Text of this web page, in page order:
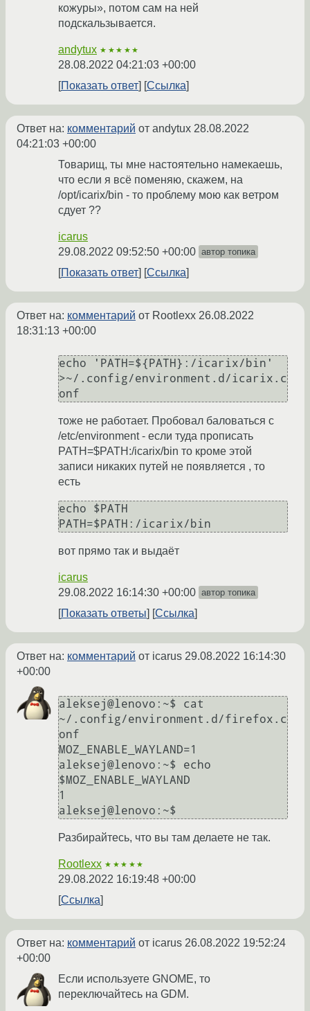
кожуры», потом сам на ней
подскальзывается.
andytux ★★★★★
28.08.2022 04:21:03 +00:00
Показать ответ
Ссылка
Ответ на: комментарий от andytux 28.08.2022
04:21:03 +00:00
Товарищ, ты мне настоятельно намекаешь,
что если я всё поменяю, скажем, на
/opt/icarix/bin - то проблему мою как ветром
сдует ??
icarus
29.08.2022 09:52:50 +00:00 автор топика
Показать ответ Ссылка
Ответ на: комментарий от Rootlexx 26.08.2022
18:31:13 +00:00
echo 'PATH=${PATH}:/icarix/bin'
>~/.config/environment.d/icarix.c
тоже не работает. Пробовал баловаться с
/etc/environment - если туда прописать
PATH=$PATH:/icarix/bin то кроме этой
записи никаких путей не появляется , то
есть
echo $PATH
вот прямо так и выдаёт
icarus
29.08.2022 16:14:30 +00:00 автор топика
Показать ответы Ссылка
Ответ на: комментарий от icarus 29.08.2022 16:14:30
+00:00
aleksej@lenovo:~$ cat
~/.config/environment.d/firefox.c
onf
MOZ_ENABLE_WAYLAND=1
aleksej@lenovo:~$ echo
$MOZ_ENABLE_WAYLAND
1
Разбирайтесь, что вы там делаете не так.
Rootlexx ★★★★★
29.08.2022 16:19:48 +00:00
Ссылка
Ответ на: комментарий от icarus 26.08.2022 19:52:24
+00:00
Если используете GNOME, то
переключайтесь на GDM.